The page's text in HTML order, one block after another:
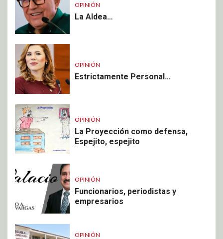
OPINIÓN
La Aldea…
OPINIÓN
Estrictamente Personal…
OPINIÓN
La Proyección como defensa,
Espejito, espejito
OPINIÓN
Funcionarios, periodistas y
empresarios
OPINIÓN